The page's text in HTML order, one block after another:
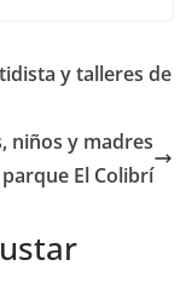
y talleres de
niños y madres
El Colibrí